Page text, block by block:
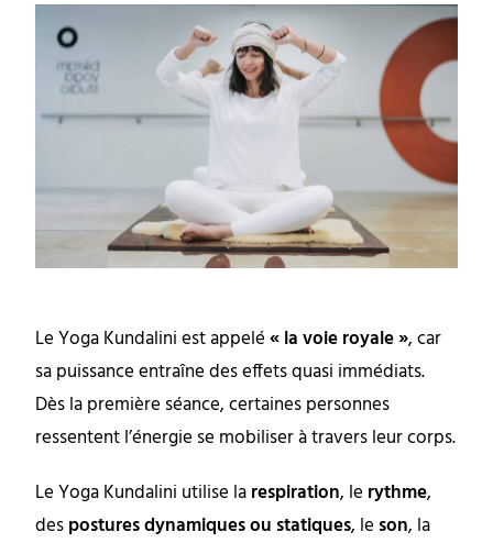
Le Yoga Kundalini est appelé« la voie royale », car
sa puissance entraîne des effets quasi immédiats.
Dès la première séance, certaines personnes
ressentent l’énergie se mobiliser à travers leur corps.
Le Yoga Kundalini utilise larespiration, le rythme,
despostures dynamiques ou statiques, le son, la